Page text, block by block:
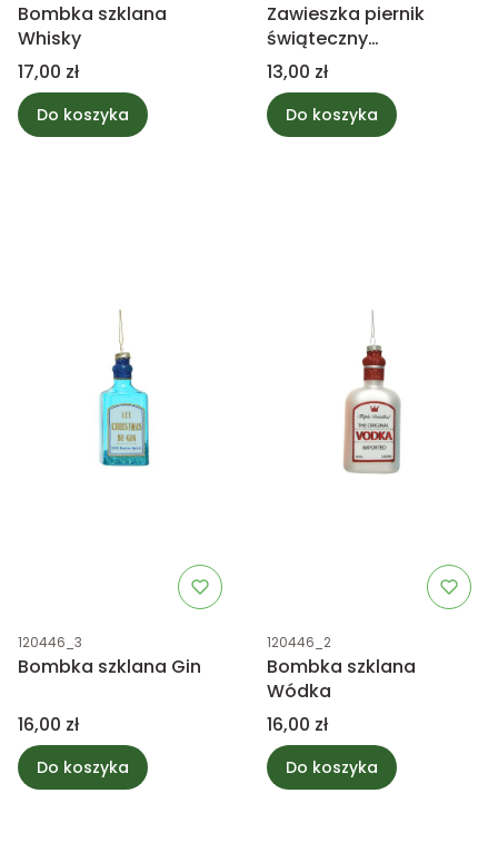
Bombka szklana
Whisky
Cena
17,00 zł
Do koszyka
Zawieszka piernik
świąteczny
dziewczynka mix
Cena
13,00 zł
Do koszyka
Kod produktu
120446_3
Bombka szklana Gin
Cena
16,00 zł
Do koszyka
Kod produktu
120446_2
Bombka szklana
Wódka
Cena
16,00 zł
Do koszyka